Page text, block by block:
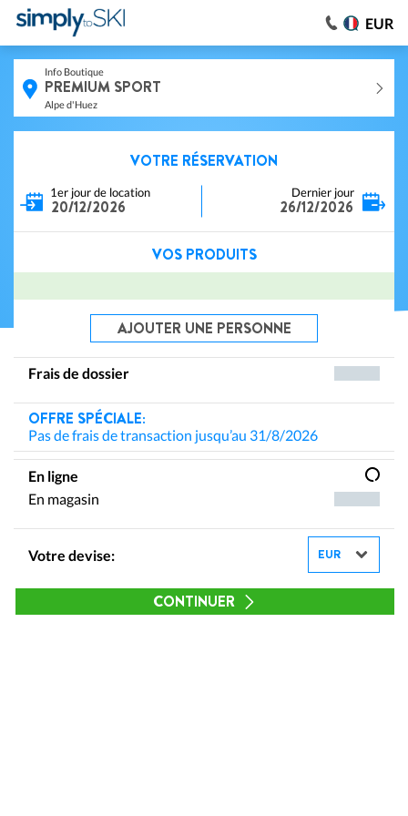
EUR
Info Boutique
PREMIUM SPORT
Alpe d'Huez
VOTRE RÉSERVATION
20/12/2026
1er jour de location
26/12/2026
Dernier jour
VOS PRODUITS
AJOUTER UNE PERSONNE
Frais de dossier
OFFRE SPÉCIALE:
Pas de frais de transaction jusqu’au 31/8/2026
En ligne
En magasin
Votre devise:
CONTINUER